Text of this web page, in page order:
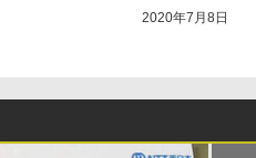
2020年7月8日